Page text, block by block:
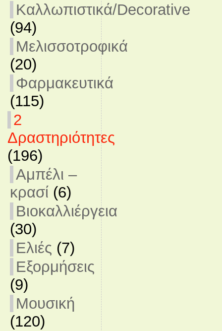
Καλλωπιστικά/Decorative
(94)
Μελισσοτροφικά
(20)
Φαρμακευτικά
(115)
2
Δραστηριότητες
(196)
Αμπέλι –
κρασί (6)
Βιοκαλλιέργεια
(30)
Ελιές (7)
Εξορμήσεις
(9)
Μουσική
(120)